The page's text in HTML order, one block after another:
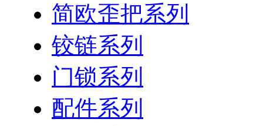
简欧歪把系列
铰链系列
门锁系列
配件系列